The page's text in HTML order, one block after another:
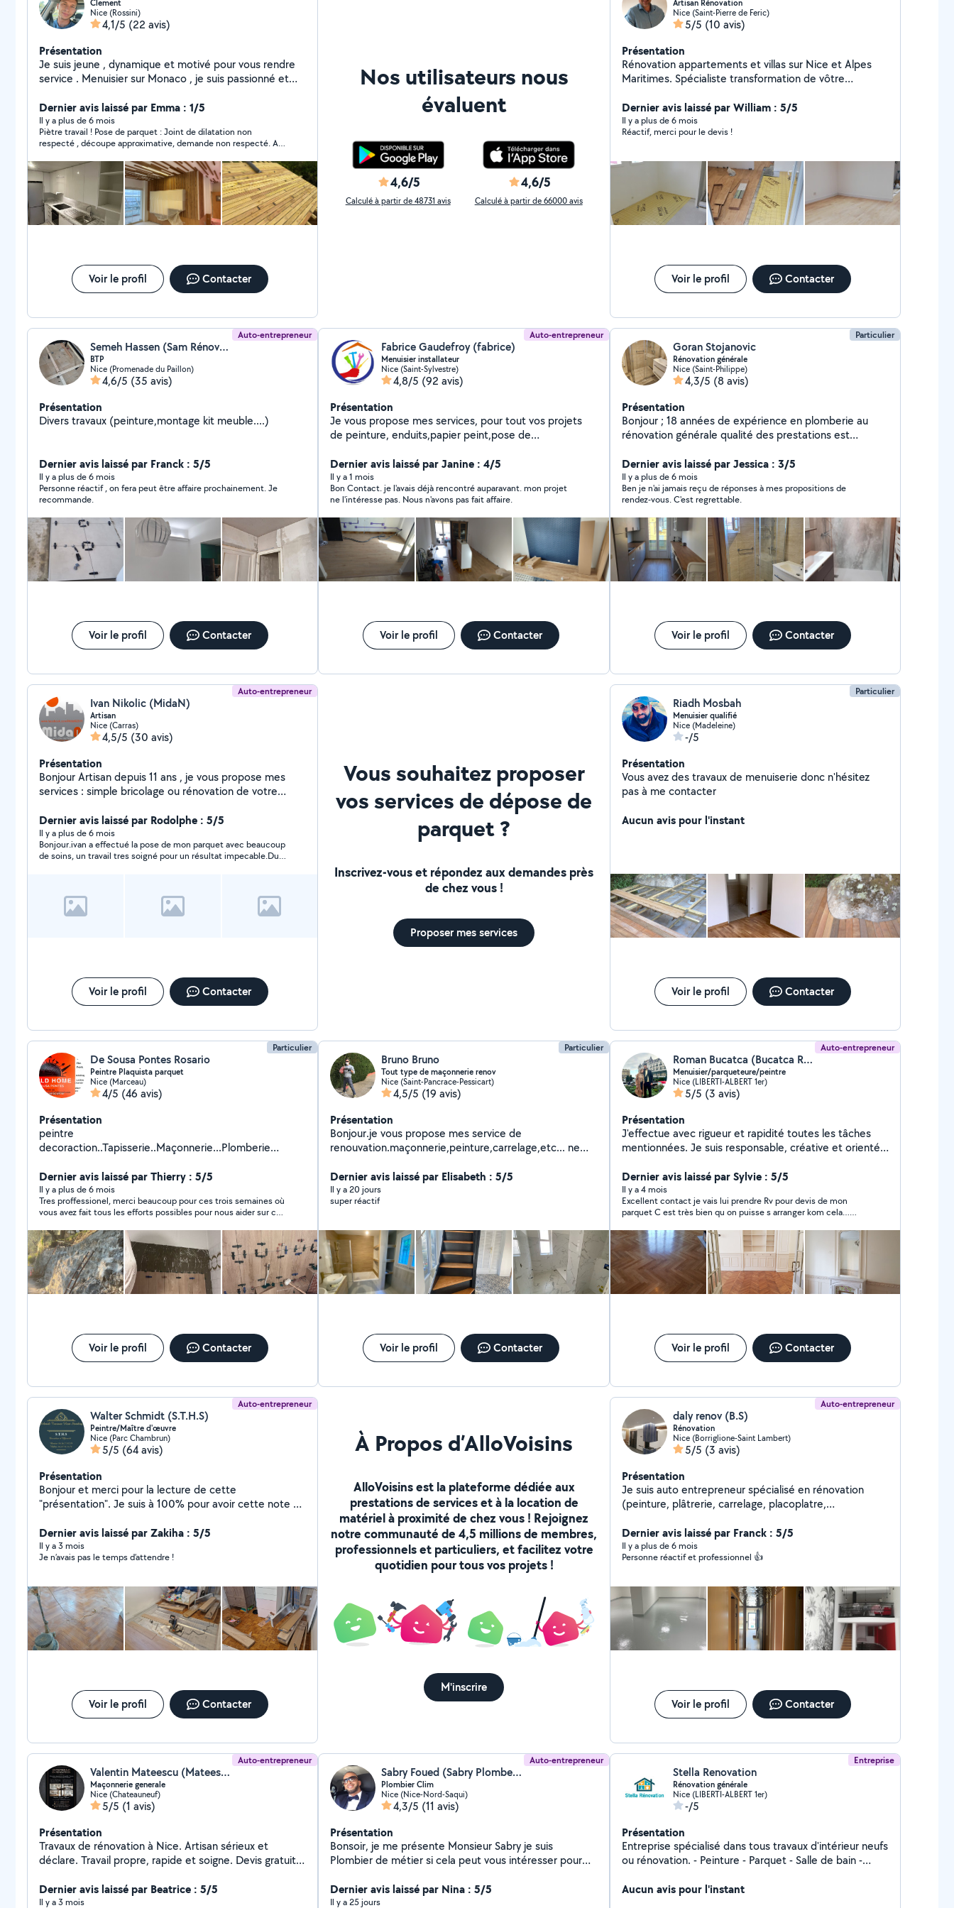
Clement
Nice (Rossini)
4,1/5 (22 avis)
Présentation
Je suis jeune , dynamique et motivé pour vous rendre
service . Menuisier sur Monaco , je suis passionné et
Dernier avis laissé par Emma : 1/5
Il y a plus de 6 mois
Piètre travail ! Pose de parquet : Joint de dilatation non
respecté , découpe approximative, demande non respecté. A
commentaires un silence radio quand il assure revenir faire les
finitions dans quelques jours. Je ne recommande pas !
Voir le profil Contacter
Nos utilisateurs nous
évaluent
4,6/5
Calculé à partir de 48731 avis
4,6/5
Calculé à partir de 66000 avis
Artisan Rénovation
Nice (Saint-Pierre de Feric)
5/5 (10 avis)
Présentation
Rénovation appartements et villas sur Nice et Alpes
Maritimes. Spécialiste transformation de vôtre
Cuisine. Peintures en Bâtiment Plaquiste PLACO Murs,
Isolation thermique et phonique par l'intérieur. Faux
Plafonds Pose Parquet flottant Enduits décoratifs et
Dernier avis laissé par William : 5/5
Il y a plus de 6 mois
Réactif, merci pour le devis !
Voir le profil Contacter
Auto-entrepreneur
Semeh Hassen (Sam Rénovation)
BTP
Nice (Promenade du Paillon)
4,6/5 (35 avis)
Présentation
Divers travaux (peinture,montage kit meuble....)
Dernier avis laissé par Franck : 5/5
Il y a plus de 6 mois
Personne réactif , on fera peut être affaire prochainement. Je
recommande.
Voir le profil Contacter
Auto-entrepreneur
Fabrice Gaudefroy (fabrice)
Menuisier installateur
Nice (Saint-Sylvestre)
4,8/5 (92 avis)
Présentation
Je vous propose mes services, pour tout vos projets
de peinture, enduits,papier peint,pose de
serais a votre écoute, afin de vous satisfaire. Soucieux
de vos attentes je vous garantis un chantier propre
grâce a la mise en place de protections, j'intervient
avec du matériels professionnel, mes ponceuses et
scies sont brancher sur des aspirateurs. conscient que
je suis souvent le dernier a intervenir sur votre projet,
j'apporte un soin particulier de la mise en œuvre
jusqu'aux finitions. Je reste a votre entière disposition
pour tout renseignement Vous satisfaire est mon
Dernier avis laissé par Janine : 4/5
Il y a 1 mois
Bon Contact. je l'avais déjà rencontré auparavant. mon projet
ne l'intéresse pas. Nous n'avons pas fait affaire.
Voir le profil Contacter
Particulier
Goran Stojanovic
Rénovation générale
Nice (Saint-Philippe)
4,3/5 (8 avis)
Présentation
Bonjour ; 18 années de expérience en plomberie au
rénovation générale qualité des prestations est
Dernier avis laissé par Jessica : 3/5
Il y a plus de 6 mois
Ben je n'ai jamais reçu de réponses à mes propositions de
rendez-vous. C'est regrettable.
Voir le profil Contacter
Auto-entrepreneur
Ivan Nikolic (MidaN)
Artisan
Nice (Carras)
4,5/5 (30 avis)
Présentation
Bonjour Artisan depuis 11 ans , je vous propose mes
services : simple bricolage ou rénovation de votre
raisonnables Vous pouvez voir mes réalisations et mes
références sur ma page Facebook : MidaN2011
Dernier avis laissé par Rodolphe : 5/5
Il y a plus de 6 mois
Bonjour.ivan a effectué la pose de mon parquet avec beaucoup
de soins, un travail tres soigné pour un résultat impecable.Du
Voir le profil Contacter
Vous souhaitez proposer
vos services de dépose de
parquet ?
Inscrivez-vous et répondez aux demandes près
de chez vous !
Proposer mes services
Particulier
Riadh Mosbah
Menuisier qualifié
Nice (Madeleine)
-/5
Présentation
Vous avez des travaux de menuiserie donc n'hésitez
pas à me contacter
Aucun avis pour l'instant
Voir le profil Contacter
Particulier
De Sousa Pontes Rosario
Peintre Plaquista parquet
Nice (Marceau)
4/5 (46 avis)
Présentation
peintre
decoraction..Tapisserie..Maçonnerie...Plomberie
petite....travo....etc.............................................................
..............................................................................................
..
Dernier avis laissé par Thierry : 5/5
Il y a plus de 6 mois
Tres proffessionel, merci beaucoup pour ces trois semaines où
vous avez fait tous les efforts possibles pour nous aider sur ce
et à très bientôt pour d’autres travaux
Voir le profil Contacter
Particulier
Bruno Bruno
Tout type de maçonnerie renov
Nice (Saint-Pancrace-Pessicart)
4,5/5 (19 avis)
Présentation
Bonjour.je vous propose mes service de
renouvation.maçonnerie,peinture,carrelage,etc... ne
Dernier avis laissé par Elisabeth : 5/5
Il y a 20 jours
super réactif
Voir le profil Contacter
Auto-entrepreneur
Roman Bucatca (Bucatca Roman)
Menuisier/parqueteure/peintre
Nice (LIBERTI-ALBERT 1er)
5/5 (3 avis)
Présentation
J'effectue avec rigueur et rapidité toutes les tâches
mentionnées. Je suis responsable, créative et orientée
solution il n'y a que des solutions à trouver
Dernier avis laissé par Sylvie : 5/5
Il y a 4 mois
Excellent contact je vais lui prendre Rv pour devis de mon
parquet C est très bien qu on puisse s arranger kom cela…
Voir le profil Contacter
Auto-entrepreneur
Walter Schmidt (S.T.H.S)
Peintre/Maître d'œuvre
Nice (Parc Chambrun)
5/5 (64 avis)
Présentation
Bonjour et merci pour la lecture de cette
"présentation". Je suis à 100% pour avoir cette note et
en confiance. Le reste est un feeling indépendant de
nos volontés. Je réponds à l'urgence et tiens les délais,
si réaliste, je ne vends ni rêves ni tapis même si ouvert
l'électricité et le reste de l'équipe formée et qualifiée
pour réaliser vos demandes avec professionnalisme. Je
m'occupe de tout de A à Z. Maître
d'œuvre/Conducteur de Travaux Si je like votre
annonce c'est que je ne peux y répondre. Dans ce cas,
selon vos souhaits. Vous pouvez aussi directement
m'appeler,mon numéro est sur la photo de profil. Si
vous lisez encore Probable que la chute soit radicale
travaux,que moi y'a pas mieux ;) Vous souhaitez faire le
Dernier avis laissé par Zakiha : 5/5
Il y a 3 mois
Je n’avais pas le temps d’attendre !
Voir le profil Contacter
À Propos d’AlloVoisins
AlloVoisins est la plateforme dédiée aux
prestations de services et à la location de
matériel à proximité de chez vous ! Rejoignez
notre communauté de 4,5 millions de membres,
professionnels et particuliers, et facilitez votre
quotidien pour tous vos projets !
M'inscrire
Auto-entrepreneur
daly renov (B.S)
Rénovation
Nice (Borriglione-Saint Lambert)
5/5 (3 avis)
Présentation
Je suis auto entrepreneur spécialisé en rénovation
(peinture, plâtrerie, carrelage, placoplatre,
travaux avec soin et professionnalisme .
Dernier avis laissé par Franck : 5/5
Il y a plus de 6 mois
Personne réactif et professionnel 👍
Voir le profil Contacter
Auto-entrepreneur
Valentin Mateescu (Mateescu Valentin)
Maçonnerie generale
Nice (Chateauneuf)
5/5 (1 avis)
Présentation
Travaux de rénovation à Nice. Artisan sérieux et
déclare. Travail propre, rapide et soigne. Devis gratuit-
Dernier avis laissé par Beatrice : 5/5
Il y a 3 mois
Auto-entrepreneur
Sabry Foued (Sabry Plomberie clim)
Plombier Clim
Nice (Nice-Nord-Saqui)
4,3/5 (11 avis)
Présentation
Bonsoir, je me présente Monsieur Sabry je suis
Plombier de métier si cela peut vous intéresser pour
équipée et pose climatisation et dépannage plomberie
Dernier avis laissé par Nina : 5/5
Il y a 25 jours
Entreprise
Stella Renovation
Rénovation générale
Nice (LIBERTI-ALBERT 1er)
-/5
Présentation
Entreprise spécialisé dans tous travaux d'intérieur neufs
ou rénovation. - Peinture - Parquet - Salle de bain -
Aucun avis pour l'instant